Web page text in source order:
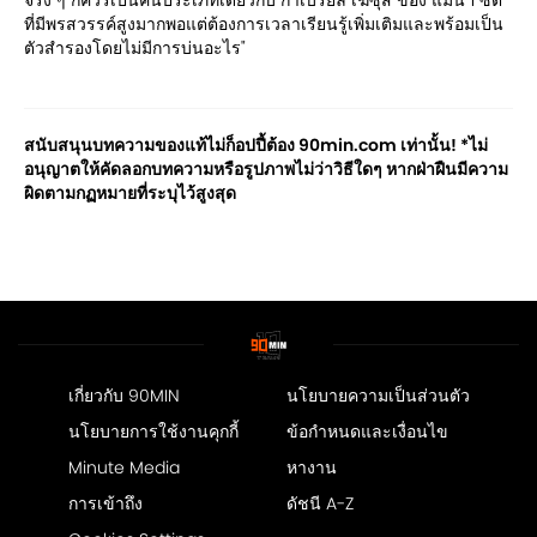
ที่มีพรสวรรค์สูงมากพอแต่ต้องการเวลาเรียนรู้เพิ่มเติมและพร้อมเป็น
ตัวสำรองโดยไม่มีการบ่นอะไร"
สนับสนุนบทความของแท้ไม่ก็อปปี้ต้อง 90min.com เท่านั้น! *ไม่
อนุญาตให้คัดลอกบทความหรือรูปภาพไม่ว่าวิธีใดๆ หากฝ่าฝืนมีความ
ผิดตามกฏหมายที่ระบุไว้สูงสุด
เกี่ยวกับ 90MIN
นโยบายความเป็นส่วนตัว
นโยบายการใช้งานคุกกี้
ข้อกำหนดและเงื่อนไข
Minute Media
หางาน
การเข้าถึง
ดัชนี A-Z